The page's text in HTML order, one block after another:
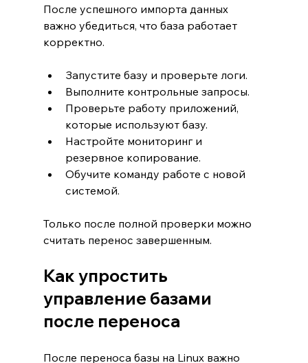
После успешного импорта данных
важно убедиться, что база работает
корректно.
Запустите базу и проверьте логи.
Выполните контрольные запросы.
Проверьте работу приложений,
которые используют базу.
Настройте мониторинг и
резервное копирование.
Обучите команду работе с новой
системой.
Только после полной проверки можно
считать перенос завершенным.
Как упростить
управление базами
после переноса
После переноса базы на Linux важно